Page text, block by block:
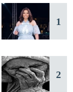
1
2